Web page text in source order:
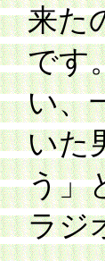
来た
です
い、
いた
う」
ラジ